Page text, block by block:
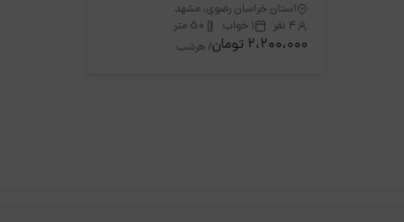
استان خراسان رضوی، مشهد
4 نفر
1 خواب 50 متر
2،200،000 تومان / هرشب